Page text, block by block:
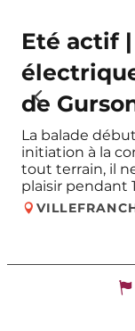
Eté actif
de
La balade
initiation à la
tout terrain, il
plaisir pendant